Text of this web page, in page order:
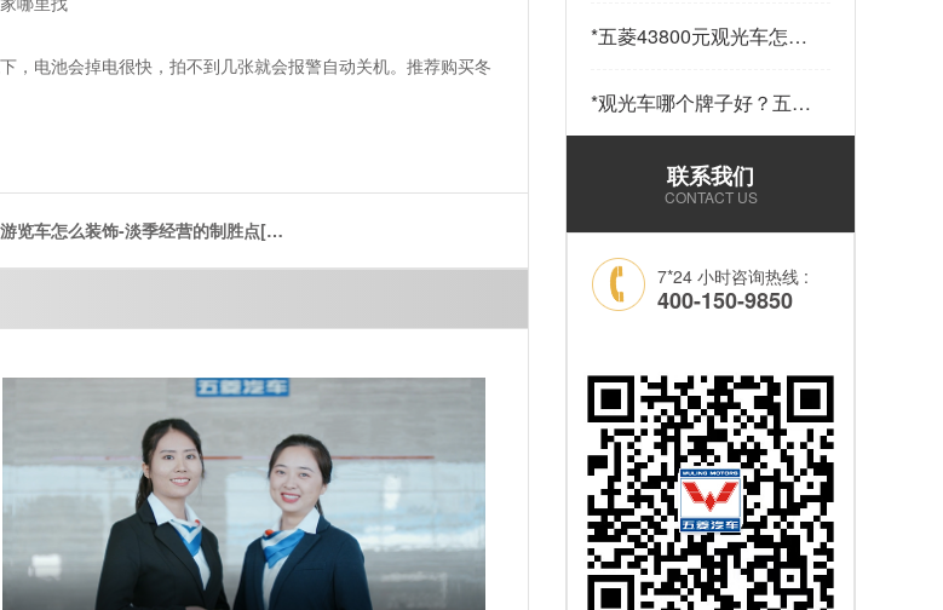
，电池会掉电很快，拍不到几张就会报警自动关机。推荐购买冬
览车怎么装饰-淡季经营的制胜点[五
与性价比…
*五菱43800元观光车怎么
一公里”接驳更舒心！…
*观光车哪个牌子好？五菱
43800元14座锂电观光车
——选靠谱品牌，看质量
和耐用就够了！…
联系我们
CONTACT US
7*24 小时咨询热线 :
400-150-9850